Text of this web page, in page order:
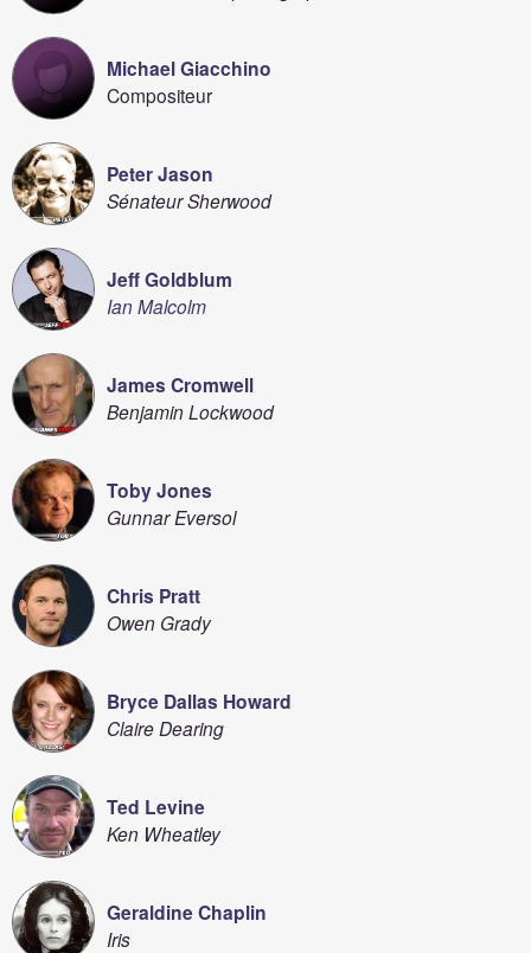
Michael Giacchino
Compositeur
Peter Jason
Sénateur Sherwood
Jeff Goldblum
Ian Malcolm
James Cromwell
Benjamin Lockwood
Toby Jones
Gunnar Eversol
Chris Pratt
Owen Grady
Bryce Dallas Howard
Claire Dearing
Ted Levine
Ken Wheatley
Geraldine Chaplin
Iris